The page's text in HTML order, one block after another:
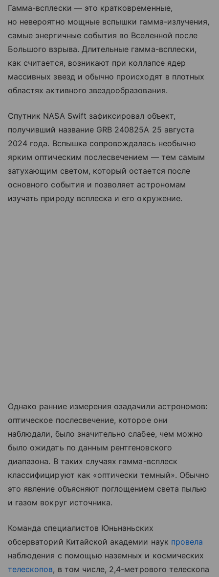
Гамма-всплески — это кратковременные,
но невероятно мощные вспышки гамма-излучения,
самые энергичные события во Вселенной после
Большого взрыва. Длительные гамма-всплески,
как считается, возникают при коллапсе ядер
массивных звезд и обычно происходят в плотных
областях активного звездообразования.
Спутник NASA Swift зафиксировал объект,
получивший название GRB 240825A 25 августа
2024 года. Вспышка сопровождалась необычно
ярким оптическим послесвечением — тем самым
затухающим светом, который остается после
основного события и позволяет астрономам
изучать природу всплеска и его окружение.
Однако ранние измерения озадачили астрономов:
оптическое послесвечение, которое они
наблюдали, было значительно слабее, чем можно
было ожидать по данным рентгеновского
диапазона. В таких случаях гамма-всплеск
классифицируют как «оптически темный». Обычно
это явление объясняют поглощением света пылью
и газом вокруг источника.
Команда специалистов Юньнаньских
обсерваторий Китайской академии наук провела
наблюдения с помощью наземных и космических
телескопов, в том числе, 2,4-метрового телескопа